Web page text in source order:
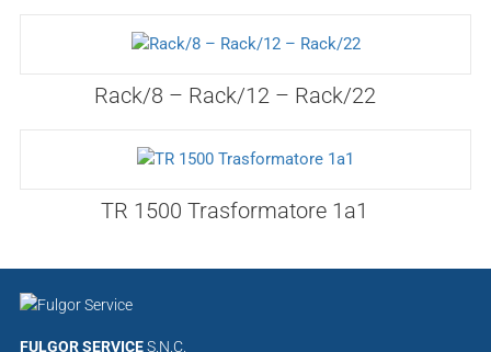
Rack/8 – Rack/12 – Rack/22
TR 1500 Trasformatore 1a1
FULGOR SERVICES.N.C.